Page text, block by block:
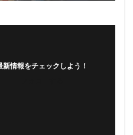
新情報をチェックしよう！